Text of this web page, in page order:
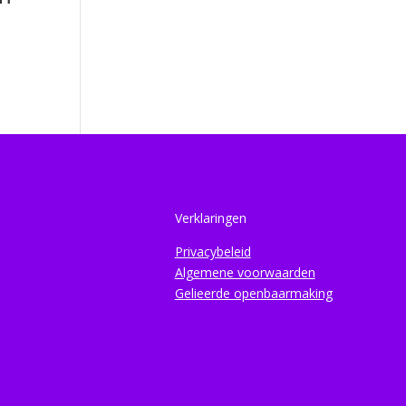
Verklaringen
Privacybeleid
Algemene voorwaarden
Gelieerde openbaarmaking